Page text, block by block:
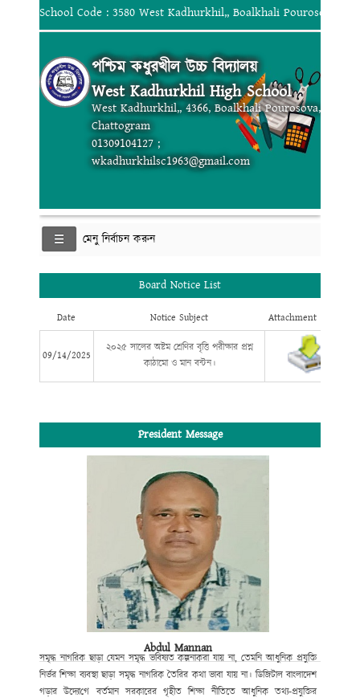
School Code : 3580 West Kadhurkhil,, Boalkhali Pourosova,
পশ্চিম কধুরখীল উচ্চ বিদ্যালয়
West Kadhurkhil High School
West Kadhurkhil,, 4366, Boalkhali Pourosova,
Chattogram
01309104127 ;
wkadhurkhilsc1963@gmail.com
মেনু নির্বাচন করুন
Board Notice List
Date Notice Subject Attachment
09/14/2025
২০২৫ সা‌লের অষ্টম শ্রেণির বৃ‌ত্তি পরীক্ষার প্রশ্ন
কাঠামো ও মান বন্টন।
President Message
Abdul Mannan
সমৃদ্ধ নাগরিক ছাড়া যেমন সমৃদ্ধ ভবিষ্যত কল্পনাকরা যায় না, তেমনি আধুনিক প্রযুক্তি
নির্ভর শিক্ষা ব্যবস্থা ছাড়া সমৃদ্ধ নাগরিক তৈরির কথা ভাবা যায় না। ডিজিটাল বাংলাদেশ
গড়ার উদ্যোগেবর্তমান সরকারের গৃহীত শিক্ষা নীতিতে আধুনিক তথ্য-প্রযুক্তির